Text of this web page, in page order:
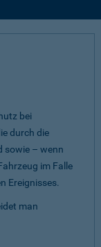
bei
durch die
sowie – wenn
im Falle
Ereignisses.
man